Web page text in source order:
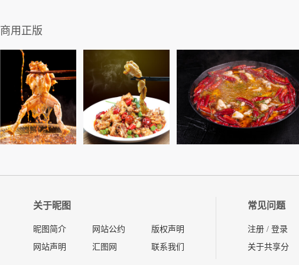
商用正版
关于昵图
昵图简介
网站声明
网站公约
汇图网
版权声明
联系我们
常见问题
注册 / 登录
关于共享分